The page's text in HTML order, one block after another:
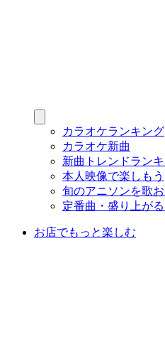
カラオケランキング
カラオケ新曲
新曲トレンドラン
本人映像で楽しもう
旬のアニソンを歌お
定番曲・盛り上が
お店でもっと楽しむ